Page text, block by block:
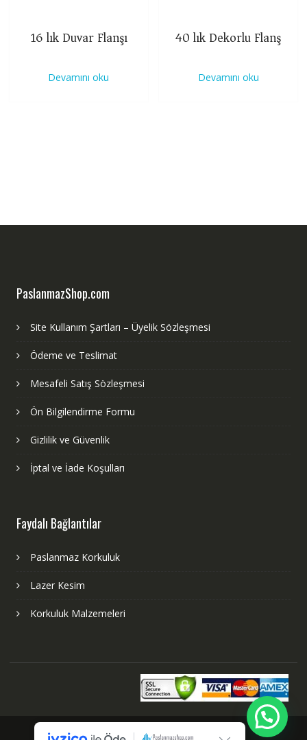
16 lık Duvar Flanşı
Devamını oku
40 lık Dekorlu Flanş
Devamını oku
PaslanmazShop.com
Site Kullanım Şartları – Üyelik Sözleşmesi
Ödeme ve Teslimat
Mesafeli Satış Sözleşmesi
Ön Bilgilendirme Formu
Gizlilik ve Güvenlik
İptal ve İade Koşulları
Faydalı Bağlantılar
Paslanmaz Korkuluk
Lazer Kesim
Korkuluk Malzemeleri